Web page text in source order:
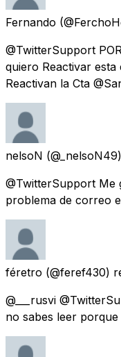
Fernando
@TwitterSupport
quiero Reactivar
Reactivan la Cta
nelsoN
@TwitterSupport Me
problema de correo
féretro (@feref430)
@___rusvi
no sabes leer